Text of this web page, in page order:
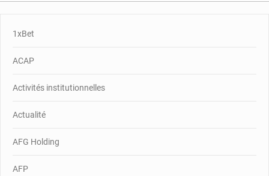
1xBet
ACAP
Activités institutionnelles
Actualité
AFG Holding
AFP